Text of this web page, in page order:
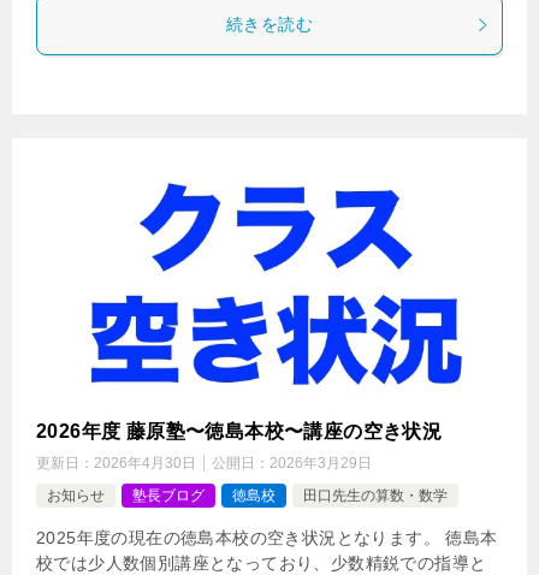
続きを読む
2026年度 藤原塾〜徳島本校〜講座の空き状況
更新日： 2026年4月30日 公開日： 2026年3月29日
お知らせ
塾長ブログ 徳島校 田口先生の算数・数学
2025年度の現在の徳島本校の空き状況となります。 徳島本
校では少人数個別講座となっており、少数精鋭での指導と